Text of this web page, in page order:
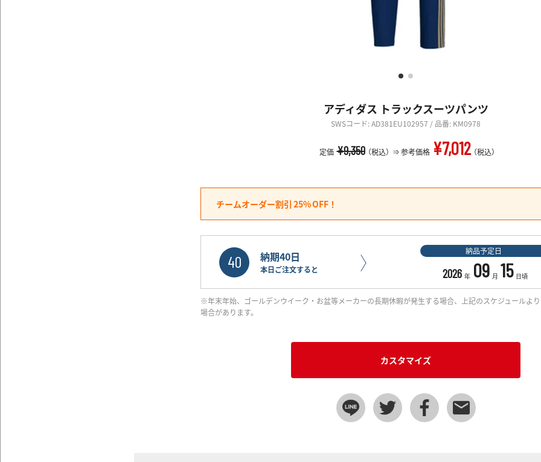
アディダス トラックスーツパンツ
SWSコード: AD381EU102957 / 品番: KM0978
定価 ¥9,350（税込） 参考価格 ¥7,012（税込）
チームオーダー割引 25%OFF！
40 納期40日
本日ご注文すると
納品予定日
2026 年 09 月 15 日頃
※年末年始、ゴールデンウイーク・お盆等メーカーの長期休暇が発生する場合、上記のスケジュールよ
場合があります。
カスタマイズ